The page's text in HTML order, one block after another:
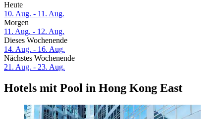
Heute
10. Aug. - 11. Aug.
Morgen
11. Aug. - 12. Aug.
Dieses Wochenende
14. Aug. - 16. Aug.
Nächstes Wochenende
21. Aug. - 23. Aug.
Hotels mit Pool in Hong Kong East